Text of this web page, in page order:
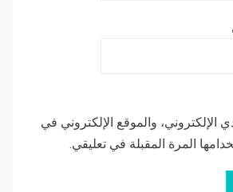
الإلكتروني، والموقع الإلكتروني في
المرة المقبلة في تعليقي.